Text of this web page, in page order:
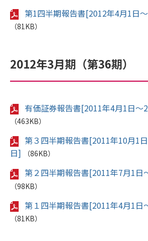
第1四半期報告書[2012年4月1日
（81KB）
2012年3月期（第36期）
有価証券報告書[2011年4月1日～
（463KB）
第３四半期報告書[2011年10月1
日]
（86KB）
第２四半期報告書[2011年7月1日
（98KB）
第１四半期報告書[2011年4月1日
（81KB）